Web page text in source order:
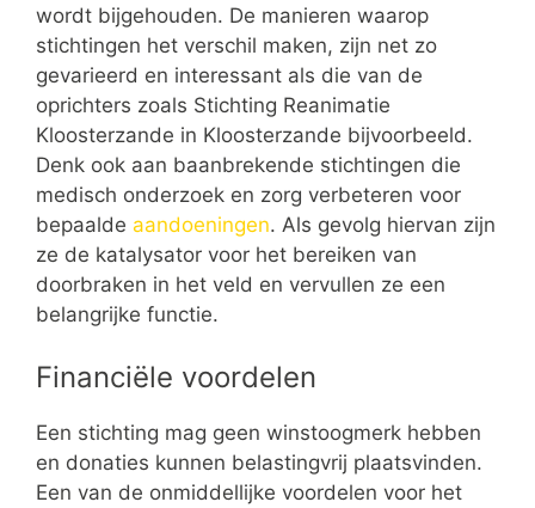
wordt bijgehouden. De manieren waarop
stichtingen het verschil maken, zijn net zo
gevarieerd en interessant als die van de
oprichters zoals Stichting Reanimatie
Kloosterzande in Kloosterzande bijvoorbeeld.
Denk ook aan baanbrekende stichtingen die
medisch onderzoek en zorg verbeteren voor
bepaalde aandoeningen. Als gevolg hiervan zijn
ze de katalysator voor het bereiken van
doorbraken in het veld en vervullen ze een
belangrijke functie.
Financiële voordelen
Een stichting mag geen winstoogmerk hebben
en donaties kunnen belastingvrij plaatsvinden.
Een van de onmiddellijke voordelen voor het